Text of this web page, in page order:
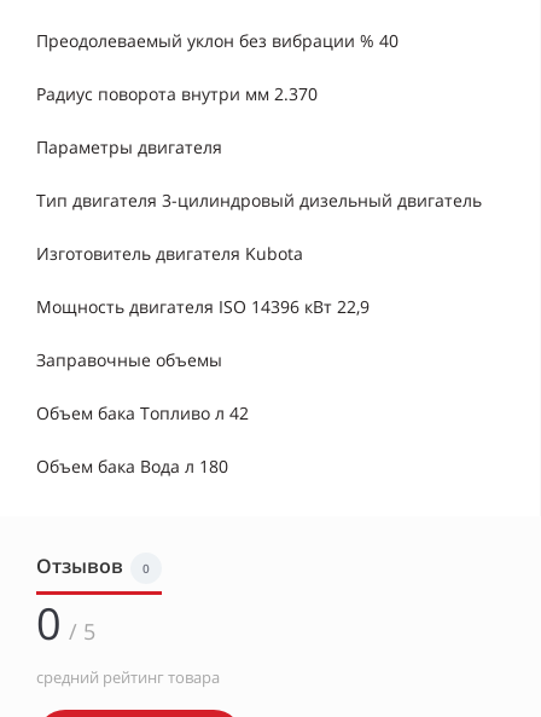
Преодолеваемый уклон без вибрации % 40
Радиус поворота внутри мм 2.370
Параметры двигателя
Тип двигателя 3-цилиндровый дизельный двигатель
Изготовитель двигателя Kubota
Мощность двигателя ISO 14396 кВт 22,9
Заправочные объемы
Объем бака Топливо л 42
Объем бака Вода л 180
Отзывов 0
0 / 5
средний рейтинг товара